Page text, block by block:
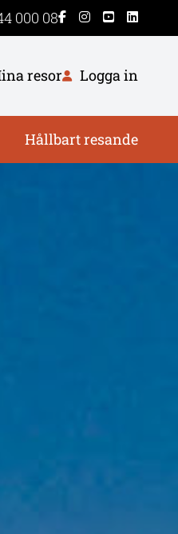
000 08
resor Logga in
Hållbart resande